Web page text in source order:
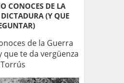
CONOCES DE LA
(Y QUE
de la Guerra
que te da vergüenza